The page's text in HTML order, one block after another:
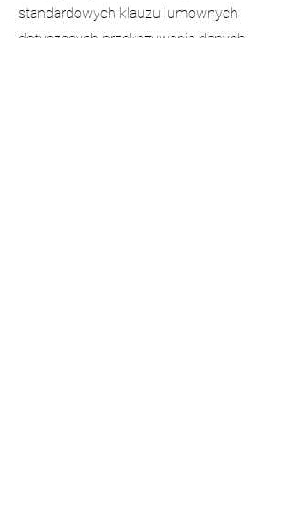
standardowych klauzul umownych
dotyczących przekazywania danych